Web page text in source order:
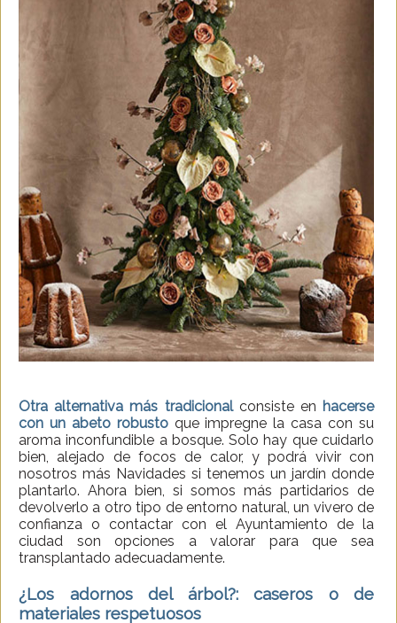
Otra alternativa más tradicionalconsiste en hacerse
con un abeto robustoque impregne la casa con su
aroma inconfundible a bosque. Solo hay que cuidarlo
bien, alejado de focos de calor, y podrá vivir con
nosotros más Navidades si tenemos un jardín donde
plantarlo. Ahora bien, si somos más partidarios de
devolverlo a otro tipo de entorno natural, un vivero de
confianza o contactar con el Ayuntamiento de la
ciudad son opciones a valorar para que sea
transplantado adecuadamente.
¿Los adornos del árbol?: caseros o de
materiales respetuosos